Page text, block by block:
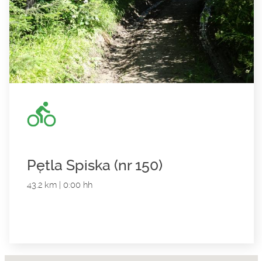
Pętla Spiska (nr 150)
43.2 km | 0:00 hh